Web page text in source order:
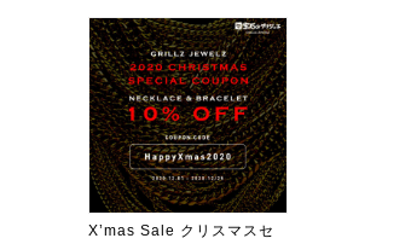
X’mas Sale クリスマスセ